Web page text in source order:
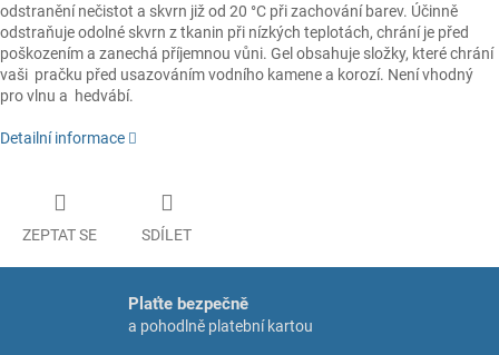
odstranění nečistot a skvrn již od 20 °C při zachování barev. Účinně
odstraňuje odolné skvrn z tkanin při nízkých teplotách, chrání je před
poškozením a zanechá příjemnou vůni. Gel obsahuje složky, které chrání
vaši pračku před usazováním vodního kamene a korozí. Není vhodný
pro vlnu a hedvábí.
Detailní informace
ZEPTAT SE SDÍLET
Plaťte bezpečně
a pohodlně platební kartou